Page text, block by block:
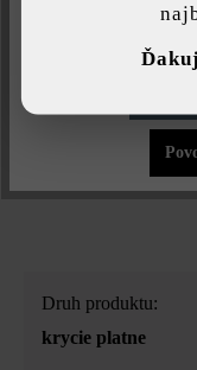
Krycia platňa
formáte 60 × 33 ×
a je
Druh produktu:
krycie platne